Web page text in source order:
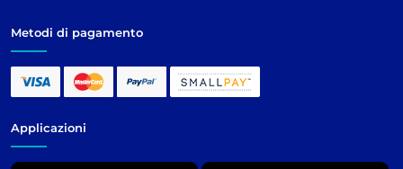
Metodi di pagamento
Applicazioni